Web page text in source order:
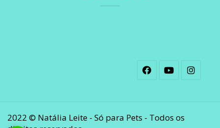
2022 © Natália Leite - Só para Pets - Todos os